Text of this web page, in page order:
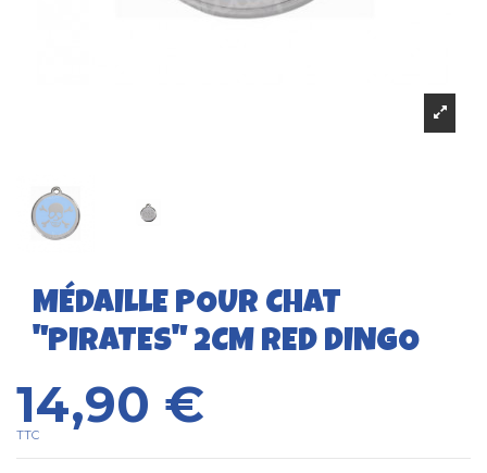
MÉDAILLE POUR CHAT
"PIRATES" 2CM RED DINGO
14,90 €
TTC